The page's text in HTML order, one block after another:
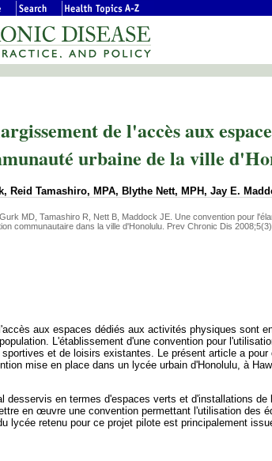
de l'accès aux
urbaine de la ville
Reid Tamashiro, MPA, Blythe Nett, MPH, Jay E.
MD, Tamashiro R, Nett B, Maddock JE. Une convention pour
communautaire dans la ville d'Honolulu. Prev Chronic Dis 2008;5(3).
aux espaces dédiés aux activités physiques sont
L'établissement d'une convention pour
et de loisirs existantes. Le présent article a
mise en place dans un lycée urbain d'Honolulu, à
desservis en termes d'espaces verts et d'installations
en œuvre une convention permettant l'utilisation des
lycée retenu pour ce projet pilote est principalement